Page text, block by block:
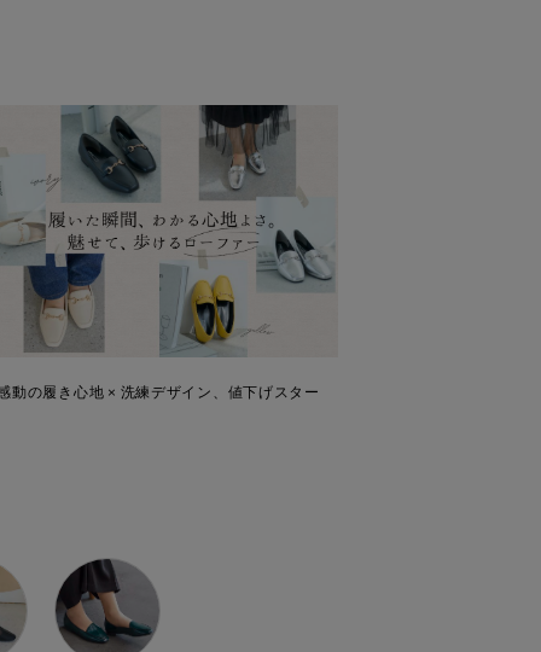
動の履き心地 × 洗練デザイン、値下げスター